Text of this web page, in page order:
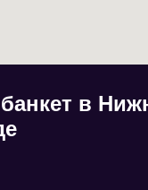
банкет в